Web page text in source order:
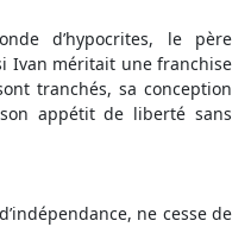
d’hypocrites, le père
Ivan méritait une franchise
tranchés, sa conception
appétit de liberté sans
ne cesse de